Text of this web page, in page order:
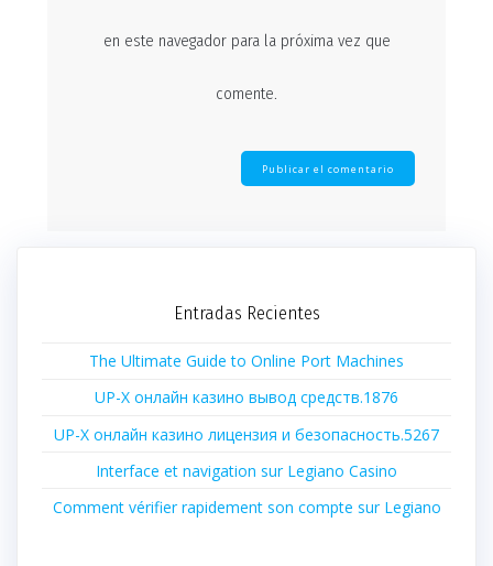
en este navegador para la próxima vez que
comente.
Entradas Recientes
The Ultimate Guide to Online Port Machines
UP-X онлайн казино вывод средств.1876
UP-X онлайн казино лицензия и безопасность.5267
Interface et navigation sur Legiano Casino
Comment vérifier rapidement son compte sur Legiano